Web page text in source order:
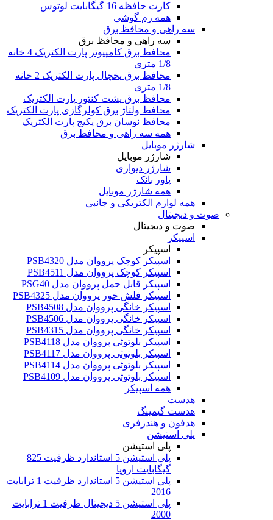
کارت حافظه 16 گیگابایت لوتوس
همه رم گوشی
سه راهی و محافظ برق
سه راهی و محافظ برق
محافظ برق کامپیوتر پارت الکتریک 4 خانه
1/8 متری
محافظ برق یخچال پارت الکتریک 2 خانه
1/8 متری
محافظ برق پشت کنتور پارت الکتریک
محافظ ولتاژ برق کولرگازی پارت الکتریک
محافظ نوسان برق پکیج پارت الکتریک
همه سه راهی و محافظ برق
شارژر موبایل
شارژر موبایل
شارژر دیواری
پاور بانک
همه شارژر موبایل
همه لوازم الکتریکی و جانبی
صوت و دیجیتال
صوت و دیجیتال
اسپیکر
اسپیکر
اسپیکر کوچک پرووان مدل PSB4320
اسپیکر کوچک پرووان مدل PSB4511
اسپیکر قابل حمل پرووان مدل PSG40
اسپیکر فلش خور پرووان مدل PSB4325
اسپیکر خانگی پرووان مدل PSB4508
اسپیکر خانگی پرووان مدل PSB4506
اسپیکر خانگی پرووان مدل PSB4315
اسپیکر بلوتوثی پرووان مدل PSB4118
اسپیکر بلوتوثی پرووان مدل PSB4117
اسپیکر بلوتوثی پرووان مدل PSB4114
اسپیکر بلوتوثی پرووان مدل PSB4109
همه اسپیکر
هدست
هدست گیمینگ
هدفون و هندزفری
پلی استیشن
پلی استیشن
پلی استیشن 5 استاندارد ظرفیت 825
گیگابایت اروپا
پلی استیشن 5 استاندارد ظرفیت 1 ترابایت
2016
پلی استیشن 5 دیجیتال ظرفیت 1 ترابایت
2000